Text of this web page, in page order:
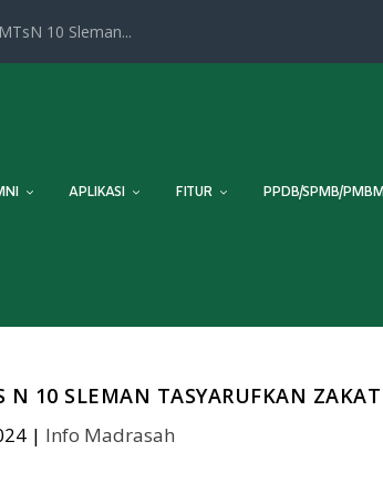
10 Sleman...
APLIKASI FITUR PPDB/SPMB/PMBM
10 SLEMAN TASYARUFKAN
| Info Madrasah